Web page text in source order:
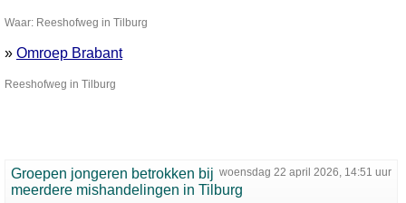
Waar: Reeshofweg in Tilburg
» Omroep Brabant
Reeshofweg in Tilburg
woensdag 22 april 2026, 14:51 uur
Groepen jongeren betrokken bij
meerdere mishandelingen in Tilburg